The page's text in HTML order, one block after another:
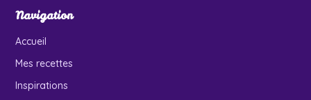
Navigation
Accueil
Mes recettes
Inspirations